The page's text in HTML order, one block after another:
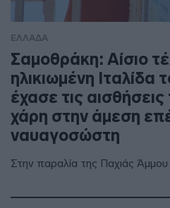
ΕΛΛΑΔΑ
Σαμοθράκη: Αίσιο
ηλικιωμένη Ιταλίδα
έχασε τις
χάρη στην άμεση
ναυαγοσώστη
Στην παραλία της Παχιάς Άμμου